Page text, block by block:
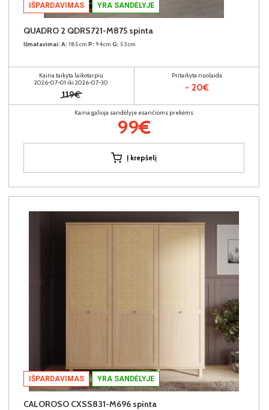
IŠPARDAVIMAS YRA SANDĖLYJE
QUADRO 2 QDRS721-M875 spinta
Išmatavimai: A: 185cm P: 94cm G: 53cm
Kaina taikyta laikotarpiu
2026-07-01 iki 2026-07-30
119€
Pritaikyta nuolaida
- 20€
Kaina galioja sandėlyje esančioms prekėms
99€
Į krepšelį
IŠPARDAVIMAS YRA SANDĖLYJE
CALOROSO CXSS831-M696 spinta